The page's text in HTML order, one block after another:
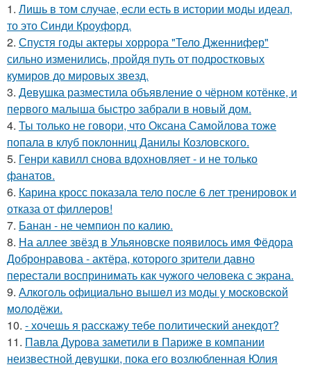
1. Лишь в том случае, если есть в истории моды идеал,
то это Синди Кроуфорд.
2. Спустя годы актеры хоррора "Тело Дженнифер"
сильно изменились, пройдя путь от подростковых
кумиров до мировых звезд.
3. Девушка разместила объявление о чёрном котёнке, и
первого малыша быстро забрали в новый дом.
4. Ты только не говори, что Оксана Самойлова тоже
попала в клуб поклонниц Данилы Козловского.
5. Генри кавилл снова вдохновляет - и не только
фанатов.
6. Карина кросс показала тело после 6 лет тренировок и
отказа от филлеров!
7. Банан - не чемпион по калию.
8. На аллее звёзд в Ульяновске появилось имя Фёдора
Добронравова - актёра, которого зрители давно
перестали воспринимать как чужого человека с экрана.
9. Алкoгoль oфициaльнo вышeл из мoды у мocкoвcкoй
мoлoдёжи.
10. - хочешь я расскажу тебе политический анекдот?
11. Павла Дурова заметили в Париже в компании
неизвестной девушки, пока его возлюбленная Юлия